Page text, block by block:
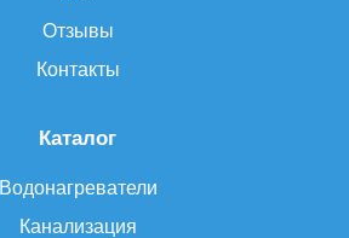
Каталог
Водонагреватели
Канализация
Отзывы
Контакты